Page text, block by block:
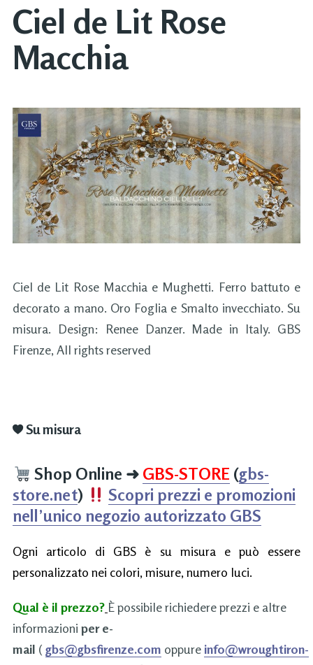
Ciel de Lit Rose
Macchia
Ciel de Lit Rose Macchia e Mughetti. Ferro battuto e
decorato a mano. Oro Foglia e Smalto invecchiato. Su
misura. Design: Renee Danzer. Made in Italy. GBS
Firenze, All rights reserved
Su misura
Shop Online ➜ GBS-STORE (gbs-
store.net)
Scopri prezzi e promozioni
nell’unico negozio autorizzato GBS
Ogni articolo di GBS è su misura e può essere
personalizzato nei colori, misure, numero luci.
Qual è il prezzo? È possibile richiedere prezzi e altre
informazioni per e-
mail ( gbs@gbsfirenze.com oppure info@wroughtiron-